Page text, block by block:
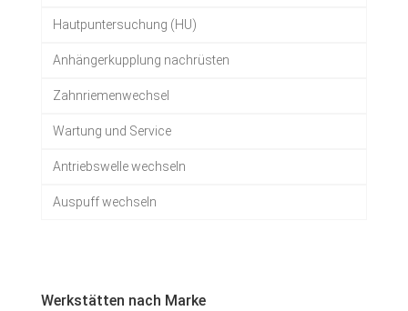
Hautpuntersuchung (HU)
Anhängerkupplung nachrüsten
Zahnriemenwechsel
Wartung und Service
Antriebswelle wechseln
Auspuff wechseln
Werkstätten nach Marke